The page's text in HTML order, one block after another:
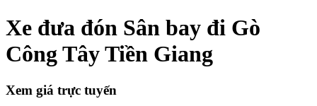
Xe đưa đón Sân bay đi Gò
Công Tây Tiền Giang
Xem giá trực tuyến